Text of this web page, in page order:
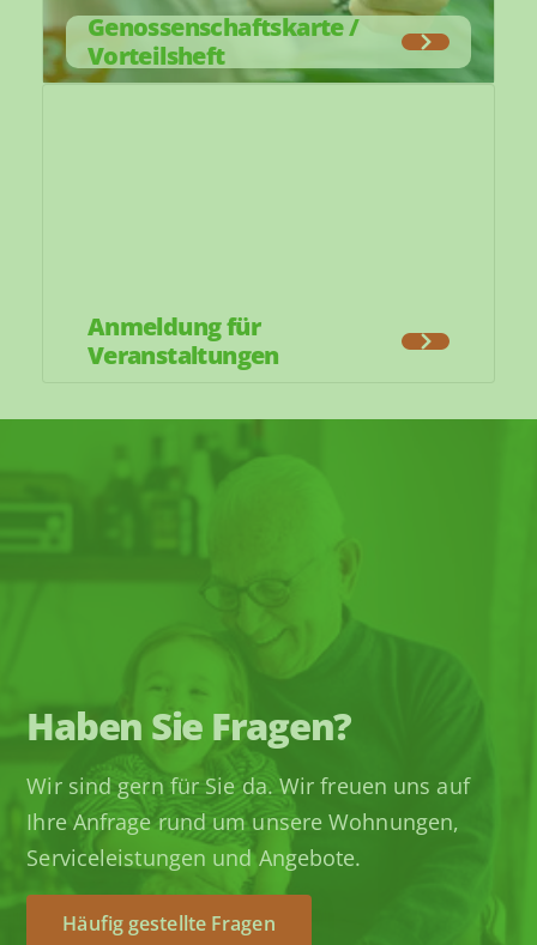
Genossenschaftskarte /
Vorteilsheft
Anmeldung für
Veranstaltungen
Haben Sie Fragen?
Wir sind gern für Sie da. Wir freuen uns auf
Ihre Anfrage rund um unsere Wohnungen,
Serviceleistungen und Angebote.
Häufig gestellte Fragen